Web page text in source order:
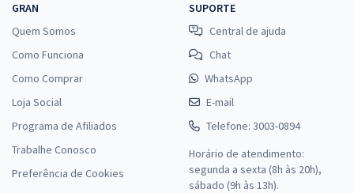
CREA PB - Conselho Regional de Engenharia e Agronomia do Estado
da Paraíba - Fiscal (Módulo Especial)
à vista
Economize R$ 87,96 (-20%)
GRAN
Quem Somos
Como Funciona
Como Comprar
Loja Social
Programa de Afiliados
Trabalhe Conosco
Preferência de Cookies
SUPORTE
Central de ajuda
Chat
WhatsApp
E-mail
Telefone: 3003-0894
Horário de atendimento:
segunda a sexta (8h às 20h),
sábado (9h às 13h).